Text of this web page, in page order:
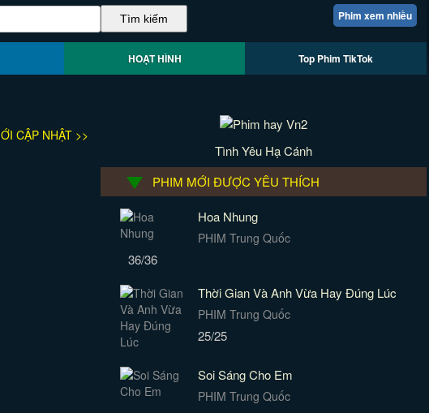
Phim xem nhiều
HOẠT HÌNH Top Phim TikTok
CẬP NHẬT >>
Tình Yêu Hạ Cánh
PHIM MỚI ĐƯỢC YÊU THÍCH
Hoa Nhung
PHIM Trung Quốc
36/36
Thời Gian Và Anh Vừa Hay Đúng Lúc
PHIM Trung Quốc
25/25
Soi Sáng Cho Em
PHIM Trung Quốc